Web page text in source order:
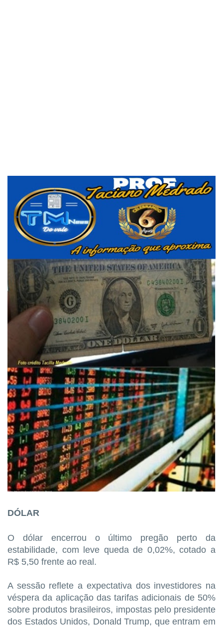
DÓLAR
O dólar encerrou o último pregão perto da
estabilidade, com leve queda de 0,02%, cotado a
R$ 5,50 frente ao real.
A sessão reflete a expectativa dos investidores na
véspera da aplicação das tarifas adicionais de 50%
sobre produtos brasileiros, impostas pelo presidente
dos Estados Unidos, Donald Trump, que entram em